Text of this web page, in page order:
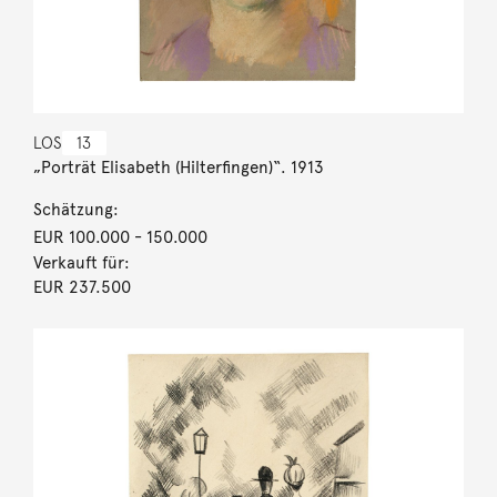
LOS 13
„Porträt Elisabeth (Hilterfingen)“. 1913
Schätzung:
EUR 100.000- 150.000
Verkauft für:
EUR 237.500